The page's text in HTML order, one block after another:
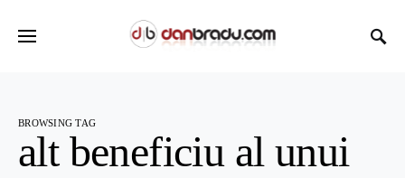
BROWSING TAG
alt beneficiu al unui